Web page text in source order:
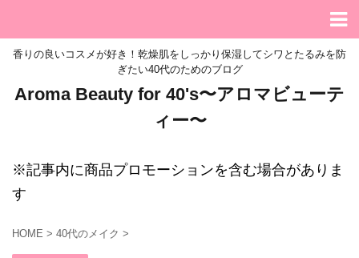
香りの良いコスメが好き！乾燥肌をしっかり保湿してシワとたるみを防
ぎたい40代のためのブログ
Aroma Beauty for 40's〜アロマビューテ
ィー〜
※記事内に商品プロモーションを含む場合がありま
す
HOME > 40代のメイク >